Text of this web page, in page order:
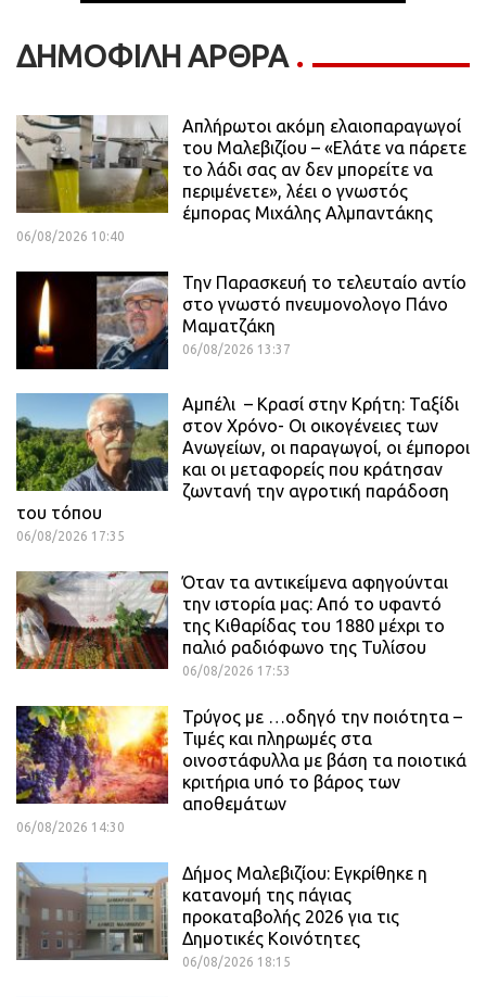
ΔΗΜΟΦΙΛΗ ΑΡΘΡΑ
Απλήρωτοι ακόμη ελαιοπαραγωγοί
του Μαλεβιζίου – «Ελάτε να πάρετε
το λάδι σας αν δεν μπορείτε να
περιμένετε», λέει ο γνωστός
έμπορας Μιχάλης Αλμπαντάκης
06/08/2026 10:40
Την Παρασκευή το τελευταίο αντίο
στο γνωστό πνευμονολογο Πάνο
Μαματζάκη
06/08/2026 13:37
Αμπέλι – Κρασί στην Κρήτη: Ταξίδι
στον Χρόνο- Οι οικογένειες των
Ανωγείων, οι παραγωγοί, οι έμποροι
και οι μεταφορείς που κράτησαν
ζωντανή την αγροτική παράδοση
του τόπου
06/08/2026 17:35
Όταν τα αντικείμενα αφηγούνται
την ιστορία μας: Από το υφαντό
της Κιθαρίδας του 1880 μέχρι το
παλιό ραδιόφωνο της Τυλίσου
06/08/2026 17:53
Τρύγος με …οδηγό την ποιότητα –
Τιμές και πληρωμές στα
οινοστάφυλλα με βάση τα ποιοτικά
κριτήρια υπό το βάρος των
αποθεμάτων
06/08/2026 14:30
Δήμος Μαλεβιζίου: Εγκρίθηκε η
κατανομή της πάγιας
προκαταβολής 2026 για τις
Δημοτικές Κοινότητες
06/08/2026 18:15